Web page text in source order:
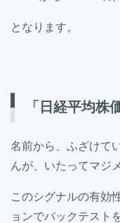
となります。
「日経平均株
名前から、ふざけて
んが、いたってマジ
このシグナルの有効
ョンでバックテスト